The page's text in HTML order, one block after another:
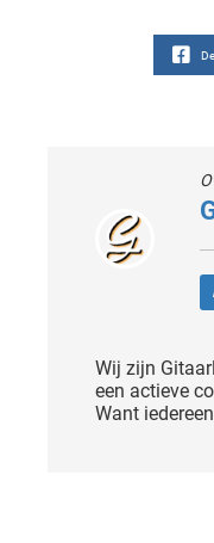
Wij zijn
een actieve
Want